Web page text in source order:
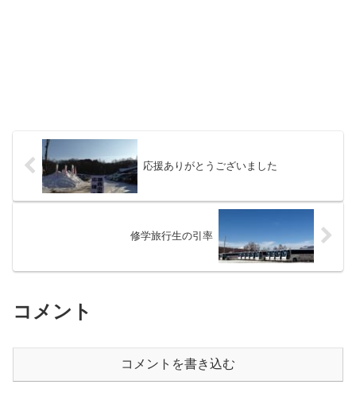
応援ありがとうございました
修学旅行生の引率
コメント
コメントを書き込む